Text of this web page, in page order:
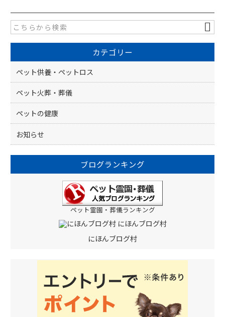
e
b
o
o
k
カテゴリー
ペット供養・ペットロス
ペット火葬・葬儀
ペットの健康
お知らせ
ブログランキング
ペット霊園・葬儀ランキング
にほんブログ村